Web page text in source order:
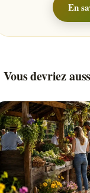
En
Vous devriez